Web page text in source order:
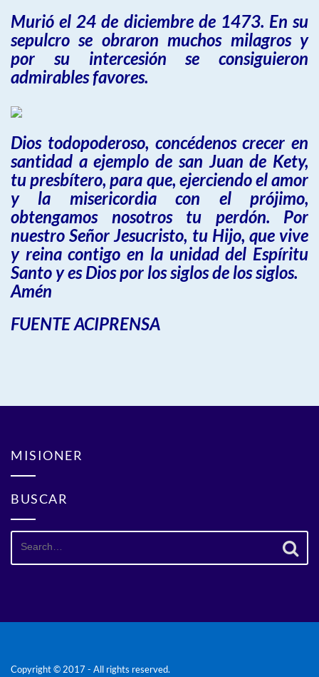
Murió el 24 de diciembre de 1473. En su
sepulcro se obraron muchos milagros y
por su intercesión se consiguieron
admirables favores.
Dios todopoderoso, concédenos crecer en
santidad a ejemplo de san Juan de Kety,
tu presbítero, para que, ejerciendo el amor
y la misericordia con el prójimo,
obtengamos nosotros tu perdón. Por
nuestro Señor Jesucristo, tu Hijo, que vive
y reina contigo en la unidad del Espíritu
Santo y es Dios por los siglos de los siglos.
Amén
FUENTE ACIPRENSA
MISIONER
BUSCAR
Search
Copyright © 2017 - All rights reserved.